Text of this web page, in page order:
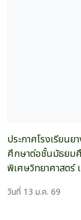
ประกาศโรงเรียน
ศึกษาต่อชั้นมัธยม
พิเศษวิทยาศาสตร์
วันที่ 13 ม.ค. 69